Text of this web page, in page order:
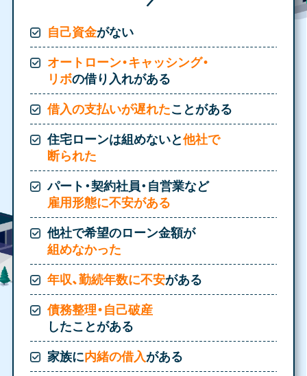
自己資金がない
オートローン・キャッシング・
リボの借り入れがある
借入の支払いが遅れたことがある
住宅ローンは組めないと他社で
断られた
パート・契約社員・自営業など
雇用形態に不安がある
他社で希望のローン金額が
組めなかった
年収、勤続年数に不安がある
債務整理・自己破産
したことがある
家族に内緒の借入がある